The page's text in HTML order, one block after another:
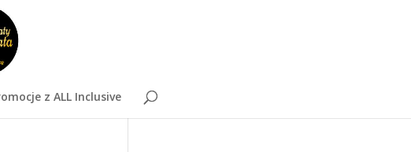
z ALL Inclusive